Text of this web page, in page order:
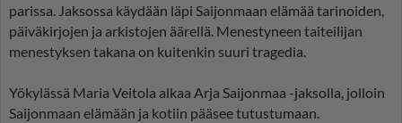
parissa. Jaksossa käydään läpi Saijonmaan elämää tarinoiden,
päiväkirjojen ja arkistojen äärellä. Menestyneen taiteilijan
menestyksen takana on kuitenkin suuri tragedia.
Yökylässä Maria Veitola alkaa Arja Saijonmaa -jaksolla, jolloin
Saijonmaan elämään ja kotiin pääsee tutustumaan.